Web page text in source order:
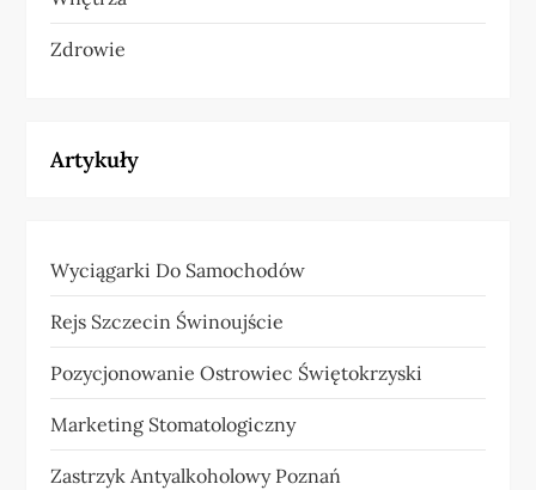
Zdrowie
Artykuły
Wyciągarki Do Samochodów
Rejs Szczecin Świnoujście
Pozycjonowanie Ostrowiec Świętokrzyski
Marketing Stomatologiczny
Zastrzyk Antyalkoholowy Poznań